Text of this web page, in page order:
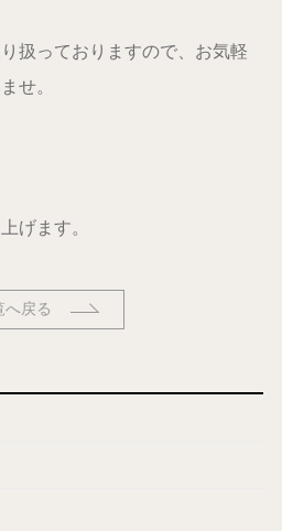
扱っておりますので、お気軽
せ。
げます。
へ戻る